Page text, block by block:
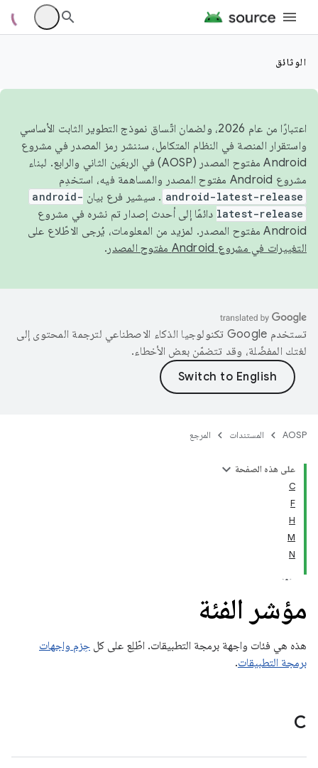
الوثائق
اعتبارًا من عام 2026، ولضمان اتّساق نموذج التطوير الثابت الأساسي
واستقرار المنصة في النظام المتكامل، سننشر رمز المصدر في مشروع
Android مفتوح المصدر (AOSP) في الربعَين الثاني والرابع. لبناء
مشروع Android مفتوح المصدر والمساهمة فيه، استخدِم
android-latest-release . سيشير فرع بيان android-
latest-release دائمًا إلى أحدث إصدار تم نشره في مشروع
Android مفتوح المصدر. لمزيد من المعلومات، يُرجى الاطّلاع على
التغييرات في مشروع Android مفتوح المصدر
.
تستخدم Google تكنولوجيا الذكاء الاصطناعي لترجمة المحتوى إلى
لغتك المفضّلة، وقد تتضمّن بعض الأخطاء.
AOSP المستندات المرجع
على هذه الصفحة
C
F
H
M
N
مؤشر الفئة
هذه هي فئات واجهة برمجة التطبيقات. اطّلِع على كل حِزم واجهات
برمجة التطبيقات.
C